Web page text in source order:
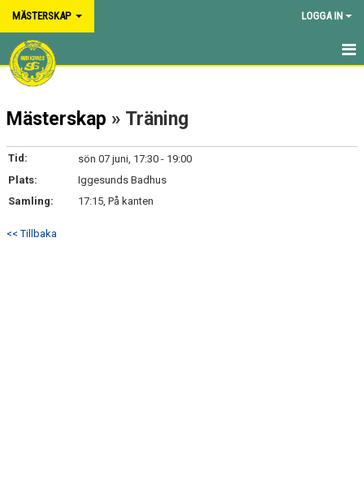
MÄSTERSKAP LOGGA IN
HEM
NYHETER
KALENDER
TRUPPEN
Mästerskap » Träning
Tid:
sön 07 juni, 17:30 - 19:00
Plats:
Iggesunds Badhus
Samling:
17:15, På kanten
<< Tillbaka